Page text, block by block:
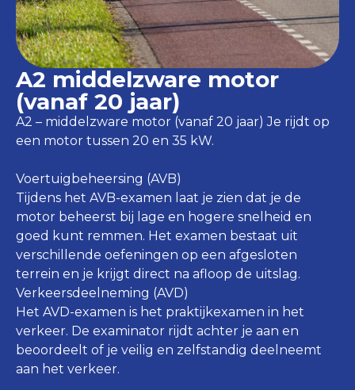
A2 middelzware motor
(vanaf 20 jaar)
A2 – middelzware motor (vanaf 20 jaar) Je rijdt op
een motor tussen 20 en 35 kW.
Voertuigbeheersing (AVB)
Tijdens het AVB-examen laat je zien dat je de
motor beheerst bij lage en hogere snelheid en
goed kunt remmen. Het examen bestaat uit
verschillende oefeningen op een afgesloten
terrein en je krijgt direct na afloop de uitslag.
Verkeersdeelneming (AVD)
Het AVD-examen is het praktijkexamen in het
verkeer. De examinator rijdt achter je aan en
beoordeelt of je veilig en zelfstandig deelneemt
aan het verkeer.